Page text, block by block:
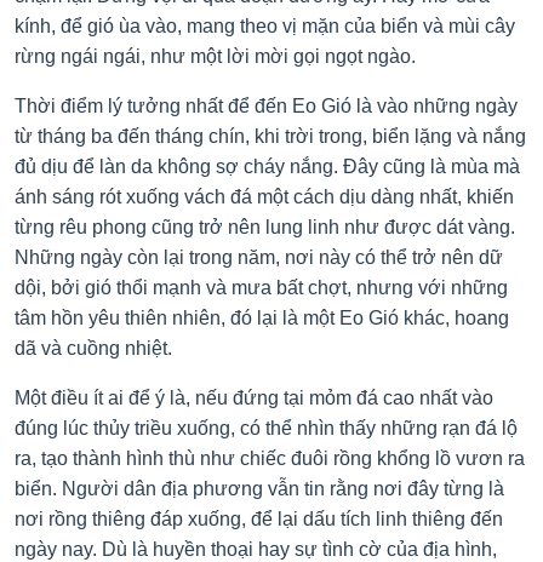
kính, để gió ùa vào, mang theo vị mặn của biển và mùi cây
rừng ngái ngái, như một lời mời gọi ngọt ngào.
Thời điểm lý tưởng nhất để đến Eo Gió là vào những ngày
từ tháng ba đến tháng chín, khi trời trong, biển lặng và nắng
đủ dịu để làn da không sợ cháy nắng. Đây cũng là mùa mà
ánh sáng rót xuống vách đá một cách dịu dàng nhất, khiến
từng rêu phong cũng trở nên lung linh như được dát vàng.
Những ngày còn lại trong năm, nơi này có thể trở nên dữ
dội, bởi gió thổi mạnh và mưa bất chợt, nhưng với những
tâm hồn yêu thiên nhiên, đó lại là một Eo Gió khác, hoang
dã và cuồng nhiệt.
Một điều ít ai để ý là, nếu đứng tại mỏm đá cao nhất vào
đúng lúc thủy triều xuống, có thể nhìn thấy những rạn đá lộ
ra, tạo thành hình thù như chiếc đuôi rồng khổng lồ vươn ra
biển. Người dân địa phương vẫn tin rằng nơi đây từng là
nơi rồng thiêng đáp xuống, để lại dấu tích linh thiêng đến
ngày nay. Dù là huyền thoại hay sự tình cờ của địa hình,